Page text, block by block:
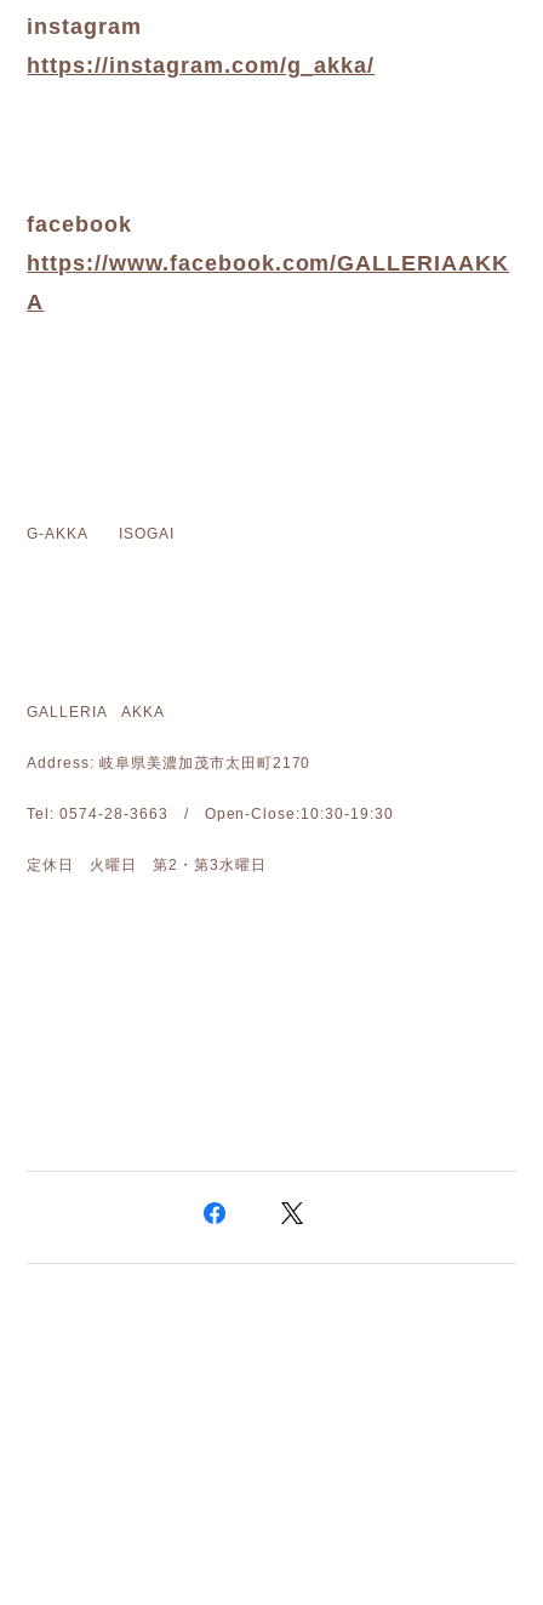
instagram
https://instagram.com/g_akka/
facebook
https://www.facebook.com/GALLERIAAKK
A
G-AKKA ISOGAI
GALLERIA AKKA
Address: 岐阜県美濃加茂市太田町2170
Tel: 0574-28-3663 / Open-Close:10:30-19:30
定休日 火曜日 第2・第3水曜日